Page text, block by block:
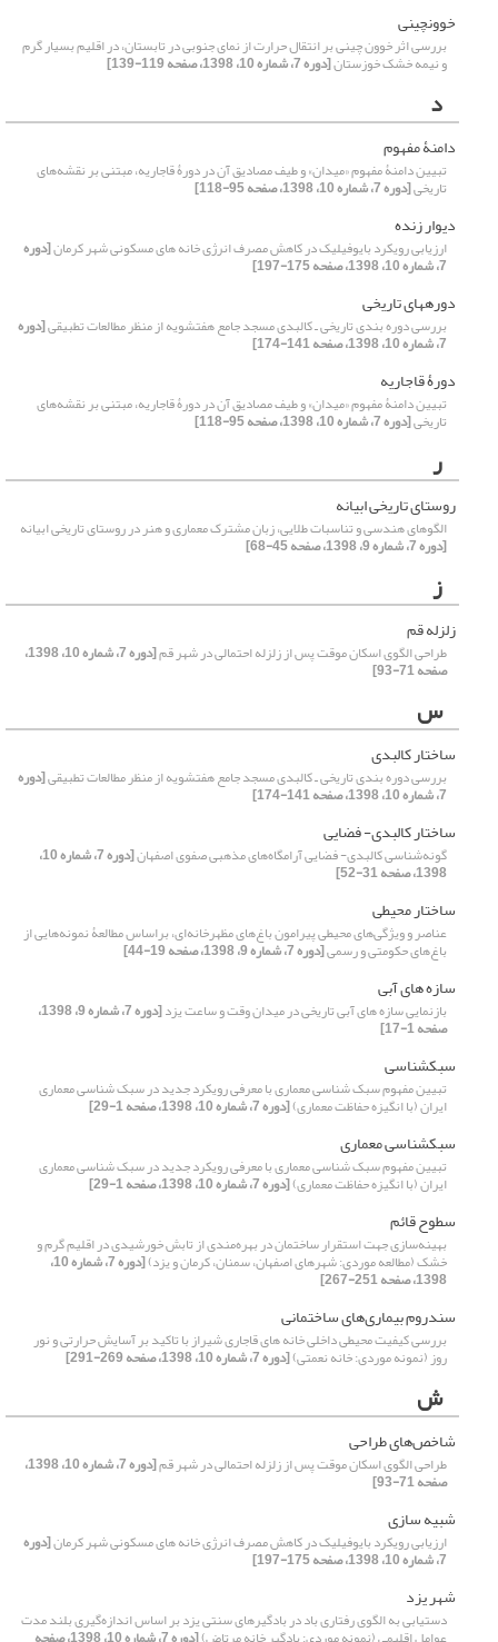
خوون­چینی
بررسی اثر خوون چینی بر انتقال حرارت از نمای جنوبی در تابستان، در اقلیم بسیار گرم
و نیمه خشک خوزستان[دوره 7، شماره 10، 1398، صفحه 119-139]
د
دامنۀ مفهوم
تبیین دامنۀ مفهوم «میدان» و طیف مصادیق آن در دورۀ قاجاریه، مبتنی بر نقشه‌های
تاریخی[دوره 7، شماره 10، 1398، صفحه 95-118]
دیوار زنده
ارزیابی رویکرد بایوفیلیک در کاهش مصرف انرژی خانه های مسکونی شهر کرمان[دوره
7، شماره 10، 1398، صفحه 175-197]
دوره­های تاریخی
بررسی دوره بندی تاریخی ـ کالبدی مسجد جامع هفتشویه از منظر مطالعات تطبیقی[دوره
7، شماره 10، 1398، صفحه 141-174]
دورۀ قاجاریه
تبیین دامنۀ مفهوم «میدان» و طیف مصادیق آن در دورۀ قاجاریه، مبتنی بر نقشه‌های
تاریخی[دوره 7، شماره 10، 1398، صفحه 95-118]
ر
روستای تاریخی ابیانه
الگوهای هندسی و تناسبات طلایی، زبان مشترک معماری و هنر در روستای تاریخی ابیانه
[دوره 7، شماره 9، 1398، صفحه 45-68]
ز
زلزله قم
طراحی الگوی اسکان موقت پس از زلزله احتمالی در شهر قم [دوره 7، شماره 10، 1398،
صفحه 71-93]
س
ساختار کالبدی
بررسی دوره بندی تاریخی ـ کالبدی مسجد جامع هفتشویه از منظر مطالعات تطبیقی[دوره
7، شماره 10، 1398، صفحه 141-174]
ساختار کالبدی- فضایی
گونه‌شناسی کالبدی- فضایی آرامگاه‌های مذهبی صفوی اصفهان [دوره 7، شماره 10،
1398، صفحه 31-52]
ساختار محیطی
عناصر و ویژگی‌های محیطی پیرامون باغ‌های مظهرخانه‌ای، براساس مطالعۀ نمونه‌هایی از
باغ‌های حکومتی و رسمی[دوره 7، شماره 9، 1398، صفحه 19-44]
سازه­ های آبی
بازنمایی سازه های آبی تاریخی در میدان وقت و ساعت یزد [دوره 7، شماره 9، 1398،
صفحه 1-17]
سبک­شناسی
تبیین مفهوم سبک شناسی معماری با معرفی رویکرد جدید در سبک شناسی معماری
ایران (با انگیزه حفاظت معماری)[دوره 7، شماره 10، 1398، صفحه 1-29]
سبک­شناسی معماری
تبیین مفهوم سبک شناسی معماری با معرفی رویکرد جدید در سبک شناسی معماری
ایران (با انگیزه حفاظت معماری)[دوره 7، شماره 10، 1398، صفحه 1-29]
سطوح قائم
بهینه‌سازی جهت استقرار ساختمان در بهره‌مندی از تابش خورشیدی در اقلیم گرم و
خشک (مطالعه موردی: شهرهای اصفهان، سمنان، کرمان و یزد) [دوره 7، شماره 10،
1398، صفحه 251-267]
سندروم بیماری‌های ساختمانی
بررسی کیفیت محیطی داخلی خانه های قاجاری شیراز با تاکید بر آسایش حرارتی و نور
روز (نمونه موردی: خانه نعمتی)[دوره 7، شماره 10، 1398، صفحه 269-291]
ش
شاخص‌های طراحی
طراحی الگوی اسکان موقت پس از زلزله احتمالی در شهر قم [دوره 7، شماره 10، 1398،
صفحه 71-93]
شبیه­ سازی
ارزیابی رویکرد بایوفیلیک در کاهش مصرف انرژی خانه های مسکونی شهر کرمان[دوره
7، شماره 10، 1398، صفحه 175-197]
شهر یزد
دستیابی به الگوی رفتاری باد در بادگیرهای سنتی یزد بر اساس اندازه‌گیری بلند مدت